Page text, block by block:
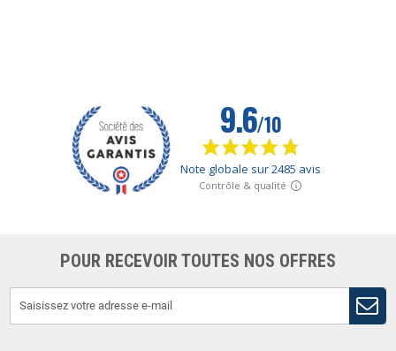
POUR RECEVOIR TOUTES NOS OFFRES